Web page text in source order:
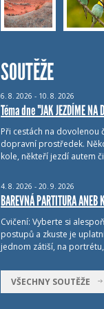
SOUTĚŽE
6. 8. 2026 - 10. 8. 2026
Téma dne "JAK JEZDÍME NA
Při cestách na dovolenou
dopravní prostředek.
kole, někteří jezdí autem
4. 8. 2026 - 20. 9. 2026
BAREVNÁ PARTITURA ANEB
Cvičení: Vyberte si
postupů a zkuste je
jednom zátiší, na
VŠECHNY SOUTĚŽE